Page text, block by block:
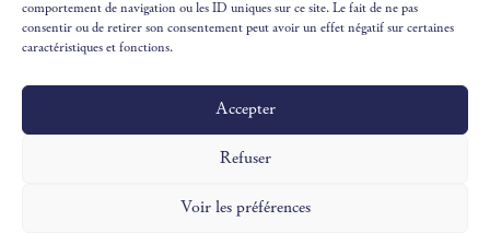
comportement de navigation ou les ID uniques sur ce site. Le fait de ne pas
consentir ou de retirer son consentement peut avoir un effet négatif sur certaines
caractéristiques et fonctions.
Accepter
Refuser
Voir les préférences
RECEPTION@OUSTAUCAMARGUEN.COM
Design & Illustrations par©Victoria Ivaldy Studio
Développement par©Pantastic Studio